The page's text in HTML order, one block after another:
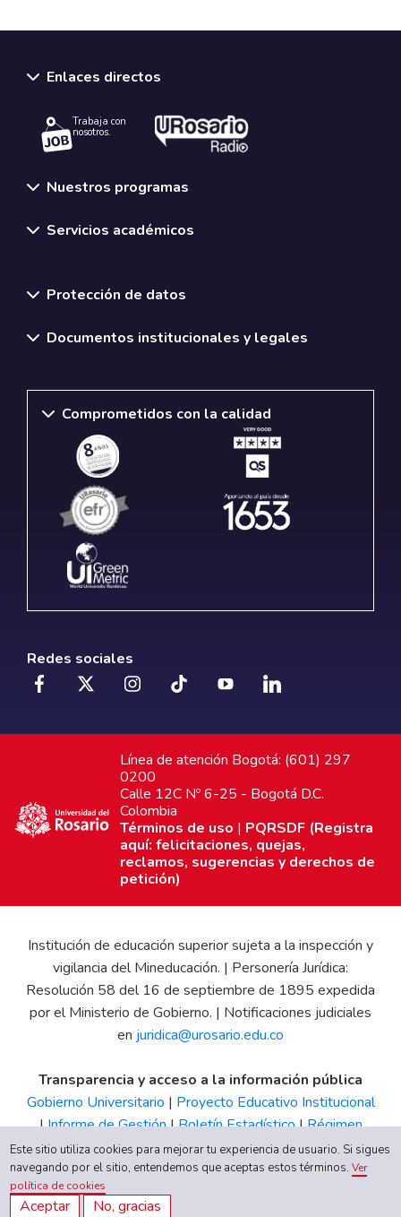
Enlaces directos
Trabaja con
nosotros.
Nuestros programas
Servicios académicos
Protección de datos
Documentos institucionales y legales
Comprometidos con la calidad
Redes sociales
Línea de atención Bogotá: (601) 297
0200
Calle 12C Nº 6-25 - Bogotá D.C.
Colombia
Términos de uso | PQRSDF (Registra
aquí: felicitaciones, quejas,
reclamos, sugerencias y derechos de
petición)
Institución de educación superior sujeta a la inspección y
vigilancia del Mineducación. | Personería Jurídica:
Resolución 58 del 16 de septiembre de 1895 expedida
por el Ministerio de Gobierno. | Notificaciones judiciales
en juridica@urosario.edu.co
Transparencia y acceso a la información pública
Gobierno Universitario | Proyecto Educativo Institucional
|Informe de Gestión|Boletín Estadístico|Régimen
Tributario|Estados Financieros |Código de Ética| Canal
de Integridad UR
Este sitio utiliza cookies para mejorar tu experiencia de usuario. Si sigues
navegando por el sitio, entendemos que aceptas estos términos.Ver
política de cookies
Aceptar No, gracias